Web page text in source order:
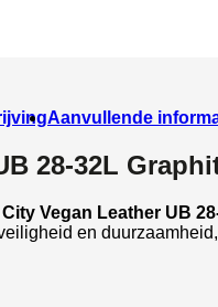
Aanvullende
28-32L
Vegan Leather UB
en